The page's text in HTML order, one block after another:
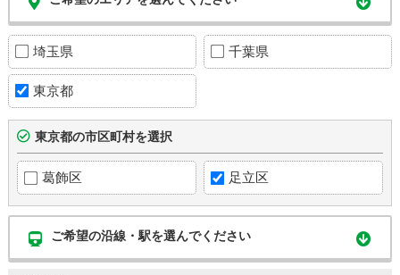
埼玉県 千葉県
東京都
東京都の市区町村を選択
葛飾区 足立区
ご希望の沿線・駅を選んでください